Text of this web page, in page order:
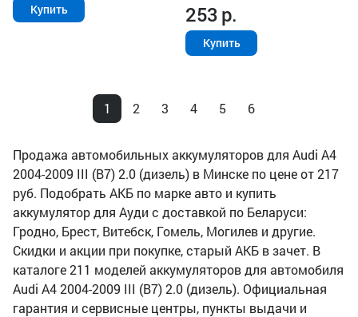
Купить 253р.
Купить
1 2 3 4 5 6
Продажа автомобильных аккумуляторов для Audi A4
2004-2009 III (B7) 2.0 (дизель) в Минске по цене от 217
руб. Подобрать АКБ по марке авто и купить
аккумулятор для Ауди с доставкой по Беларуси:
Гродно, Брест, Витебск, Гомель, Могилев и другие.
Скидки и акции при покупке, старый АКБ в зачет. В
каталоге 211 моделей аккумуляторов для автомобиля
Audi A4 2004-2009 III (B7) 2.0 (дизель). Официальная
гарантия и сервисные центры, пункты выдачи и